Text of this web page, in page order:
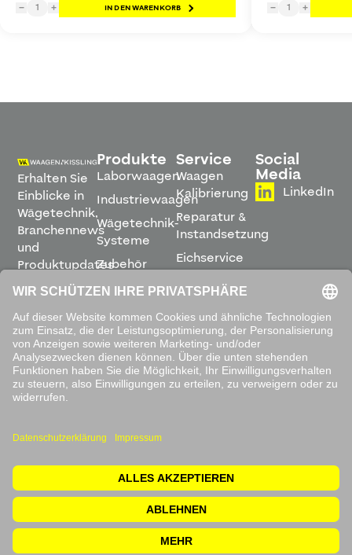
− 1 + IN DEN WARENKORB − 1 +
Erhalten Sie
Einblicke in
Wägetechnik,
Branchennews
und
Produktupdates
direkt in
Ihren
Posteingang.
ABONNIEREN
Sie unsere
Datenschutzbestimmungen
Produkte
Laborwaagen
Industriewaagen
Wägetechnik-
Systeme
Zubehör
Software
Service
Waagen
Kalibrierung
Reparatur &
Instandsetzung
Eichservice
Montage &
Inbetriebnahme
Leihwaagen
&
Mietservice
Social
Media
LinkedIn
© 2026 Waagen Kissling. Alle Rechte vorbehalten.
Datenschutzerklärung